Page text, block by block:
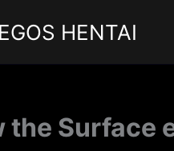
HENTAI
the Surface